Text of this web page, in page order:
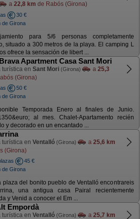
a 22,8 km de Rabós (Girona)
30 €
de Girona
para 5/6 personas completamente
situado a 300 metros de la playa. El camping L
ofrece la sensación de libert ...
Apartment Casa Sant Mori
turística en Sant Mori (Girona) a 25,3
(Girona)
50 €
de Girona
Temporada Enero al finales de Junio.
al mes. Chalet-Apartamento recién
y decorado en un encantado ...
turística en Ventalló (Girona) a 25,6 km
(Girona)
45 €
de Girona
plaza del bonito pueblo de Ventalló encontrareis
una antigua casa Pairal recientemente
y Venid a conocer el Em ...
Empordà
turística en Ventalló (Girona) a 25,7 km